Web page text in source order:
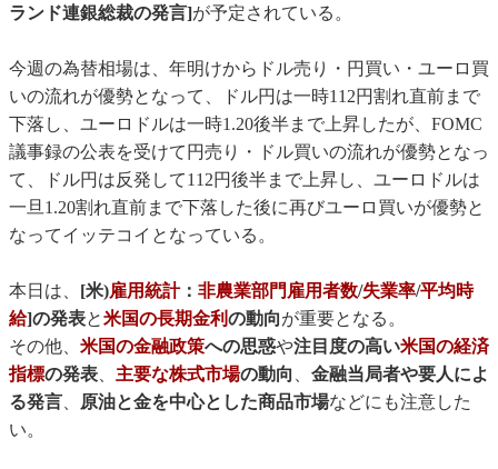
ランド連銀総裁の発言]が予定されている。
今週の為替相場は、年明けからドル売り・円買い・ユーロ買
いの流れが優勢となって、ドル円は一時112円割れ直前まで
下落し、ユーロドルは一時1.20後半まで上昇したが、FOMC
議事録の公表を受けて円売り・ドル買いの流れが優勢となっ
て、ドル円は反発して112円後半まで上昇し、ユーロドルは
一旦1.20割れ直前まで下落した後に再びユーロ買いが優勢と
なってイッテコイとなっている。
本日は、 [米)雇用統計： 非農業部門雇用者数/失業率/平均時
給]の発表と米国の長期金利の動向が重要となる。
その他、 米国の金融政策への思惑や注目度の高い米国の経済
指標の発表、 主要な株式市場の動向 、 金融当局者や要人によ
る発言、 原油と金を中心とした商品市場などにも注意した
い。